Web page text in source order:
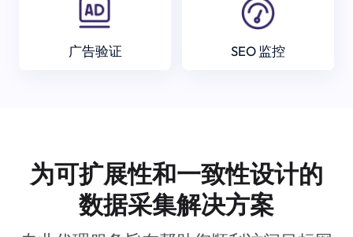
广告验证 SEO 监控
为可扩展性和一致性设计的
数据采集解决方案